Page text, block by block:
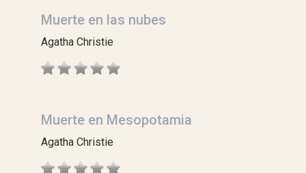
Muerte en las nubes
Agatha Christie
Muerte en Mesopotamia
Agatha Christie